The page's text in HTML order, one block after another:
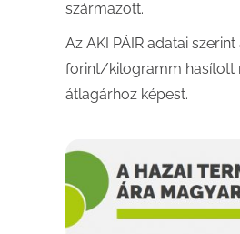
származott.
Az AKI PÁIR adatai
forint/kilogramm hasított
átlagárhoz képest.